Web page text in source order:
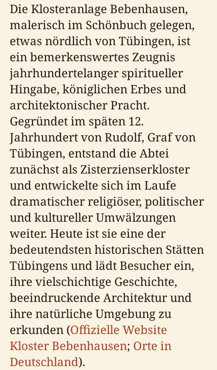
Die Klosteranlage Bebenhausen,
malerisch im Schönbuch gelegen,
etwas nördlich von Tübingen, ist
ein bemerkenswertes Zeugnis
jahrhundertelanger spiritueller
Hingabe, königlichen Erbes und
architektonischer Pracht.
Gegründet im späten 12.
Jahrhundert von Rudolf, Graf von
Tübingen, entstand die Abtei
zunächst als Zisterzienserkloster
und entwickelte sich im Laufe
dramatischer religiöser, politischer
und kultureller Umwälzungen
weiter. Heute ist sie eine der
bedeutendsten historischen Stätten
Tübingens und lädt Besucher ein,
ihre vielschichtige Geschichte,
beeindruckende Architektur und
ihre natürliche Umgebung zu
erkunden (Offizielle Website
Kloster Bebenhausen; Orte in
Deutschland).